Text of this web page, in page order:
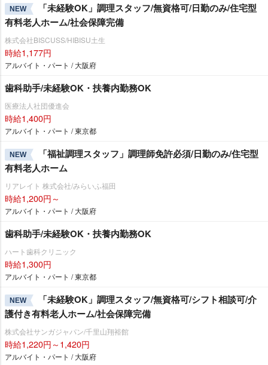
NEW
「未経験OK」調理スタッフ/無資格可/日勤のみ/住宅型
有料老人ホーム/社会保障完備
株式会社BISCUSS/HIBISU土生
時給1,177円
アルバイト・パート / 大阪府
歯科助手/未経験OK・扶養内勤務OK
医療法人社団優進会
時給1,400円
アルバイト・パート / 東京都
NEW
「福祉調理スタッフ」調理師免許必須/日勤のみ/住宅型
有料老人ホーム
リアレイト 株式会社/みらいふ福田
時給1,200円～
アルバイト・パート / 大阪府
歯科助手/未経験OK・扶養内勤務OK
ハート歯科クリニック
時給1,300円
アルバイト・パート / 東京都
NEW
「未経験OK」調理スタッフ/無資格可/シフト相談可/介
護付き有料老人ホーム/社会保障完備
株式会社サンガジャパン/千里山翔裕館
時給1,220円～1,420円
アルバイト・パート / 大阪府